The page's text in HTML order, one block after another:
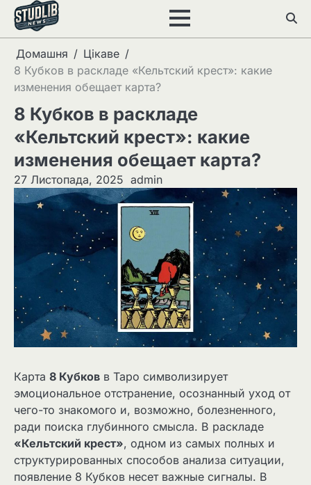
Перейти
вмісту
Домашня
Цікаве
8 Кубков в раскладе «Кельтский крест»: какие
изменения обещает карта?
8 Кубков в раскладе
«Кельтский крест»: какие
изменения обещает карта?
27 Листопада, 2025 admin
Карта 8 Кубков в Таро символизирует
эмоциональное отстранение, осознанный уход от
чего-то знакомого и, возможно, болезненного,
ради поиска глубинного смысла. В раскладе
«Кельтский крест», одном из самых полных и
структурированных способов анализа ситуации,
появление 8 Кубков несет важные сигналы. В